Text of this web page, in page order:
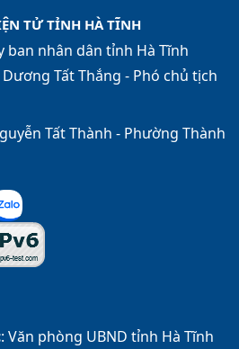
TỬ TỈNH HÀ TĨNH
ban nhân dân tỉnh Hà Tĩnh
Dương Tất Thắng - Phó chủ tịch
Tất Thành - Phường Thành
: Văn phòng UBND tỉnh Hà Tĩnh